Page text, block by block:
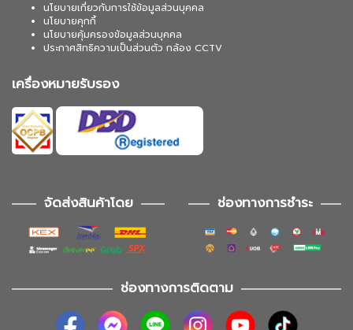
นโยบายเกี่ยวกับการใช้ข้อมูลส่วนบุคคล
นโยบายคุกกี้
นโยบายคุ้มครองข้อมูลส่วนบุคคล
ประกาศสิทธิความเป็นส่วนตัว กล้อง CCTV
เครื่องหมายรับรอง
จัดส่งสินค้าโดย ช่องทางการชำระ
ช่องทางการติดตาม